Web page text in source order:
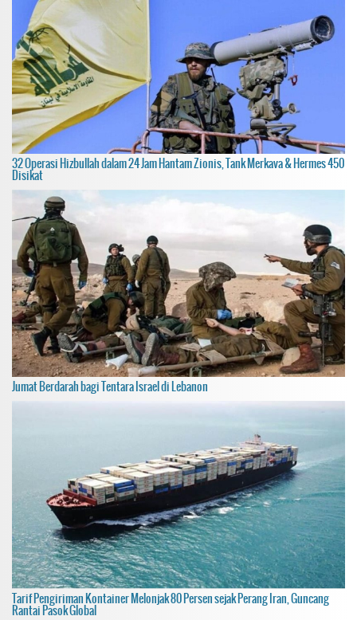
32 Operasi Hizbullah dalam 24 Jam Hantam Zionis, Tank Merkava & Hermes 450
Disikat
Jumat Berdarah bagi Tentara Israel di Lebanon
Tarif Pengiriman Kontainer Melonjak 80 Persen sejak Perang Iran, Guncang
Rantai Pasok Global